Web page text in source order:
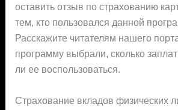
оставить отзыв по страхованию
тем, кто пользовался данной
Расскажите читателям нашего
программу выбрали, сколько
ли ее воспользоваться.
Страхование вкладов физических